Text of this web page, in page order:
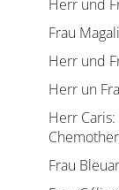
Herr und
Frau
Herr und
Herr un
Herr
Frau